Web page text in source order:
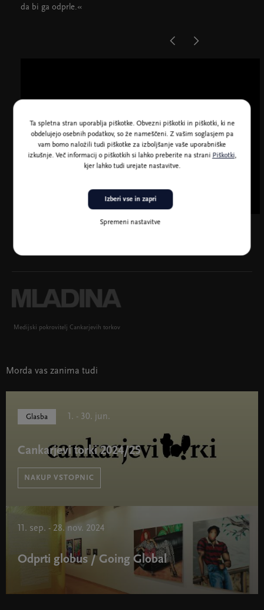
da bi ga odprle.«
Medijski pokrovitelj Cankarjevih torkov
Morda vas zanima tudi
Cankarjevi torki 2024/25 " width="580" height="395">
Glasba 1. - 30. jun.
Cankarjevi torki 2024/25
NAKUP VSTOPNIC
11. sep. - 28. nov. 2024
Odprti globus / Going Global
Ta spletna stran uporablja piškotke. Obvezni piškotki in piškotki, ki ne
obdelujejo osebnih podatkov, so že nameščeni. Z vašim soglasjem pa
vam bomo naložili tudi piškotke za izboljšanje vaše uporabniške
izkušnje. Več informacij o piškotkih si lahko preberite na strani Piškotki,
kjer lahko tudi urejate nastavitve.
Spremeni nastavitve
Izberi vse in zapri